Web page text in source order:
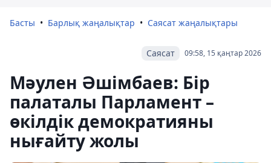
Басты Барлық жаңалықтар Саясат жаңалықтары
09:58, 15 қаңтар 2026
Саясат
Мәулен Әшімбаев: Бір
палаталы Парламент –
өкілдік демократияны
нығайту жолы